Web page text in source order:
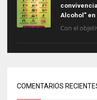
Alcohol”
Con el
COMENTARIOS